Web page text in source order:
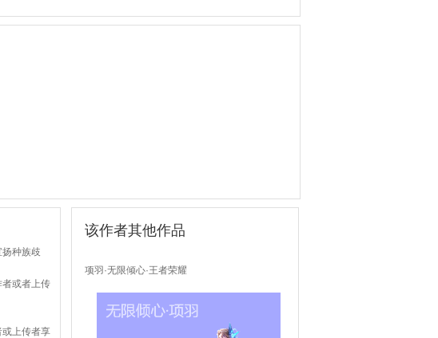
种族歧
或者上传
上传者享
该作者其他作品
项羽·无限倾心·王者荣耀